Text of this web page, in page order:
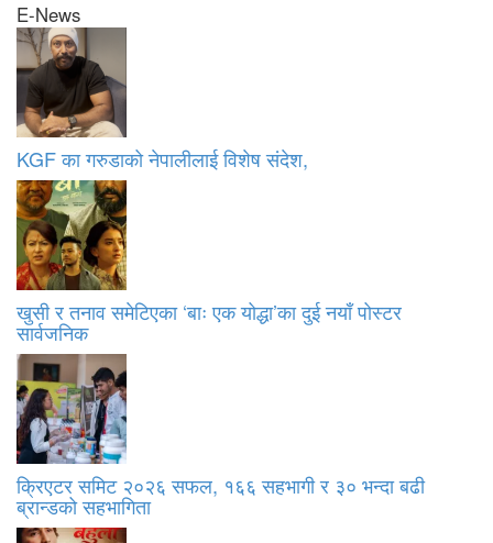
E-News
KGF का गरुडाको नेपालीलाई विशेष संदेश,
खुसी र तनाव समेटिएका ‘बाः एक योद्धा’का दुई नयाँ पोस्टर
सार्वजनिक
क्रिएटर समिट २०२६ सफल, १६६ सहभागी र ३० भन्दा बढी
ब्रान्डको सहभागिता